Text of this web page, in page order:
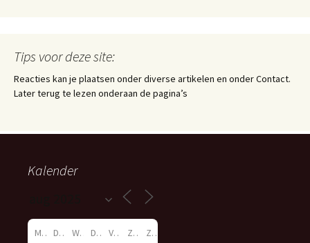
Tips voor deze site:
Reacties kan je plaatsen onder diverse artikelen en onder Contact.
Later terug te lezen onderaan de pagina’s
Kalender
M D W D V Z Z